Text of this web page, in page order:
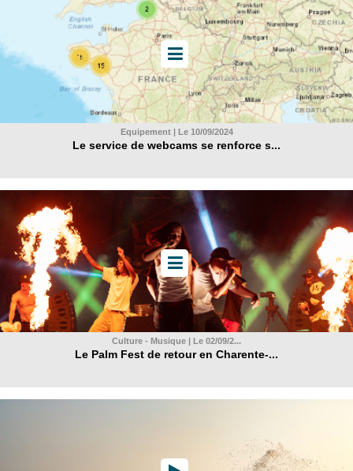
Equipement | Le 10/09/2024
Le service de webcams se renforce s...
Culture - Musique | Le 02/09/2...
Le Palm Fest de retour en Charente-...